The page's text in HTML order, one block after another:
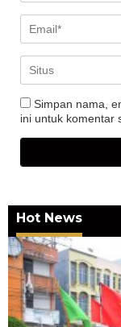
Simpan nama,
ini untuk komentar
Hot News